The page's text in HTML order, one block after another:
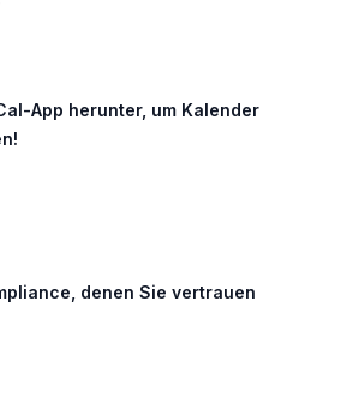
App herunter, um Kalender
denen Sie vertrauen